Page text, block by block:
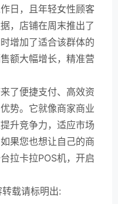
日，且年轻女性顾客
，店铺在周末推出了
增加了适合该群体的
额大幅增长，精准营
了便捷支付、高效资
势。它就像商家商业
升竞争力，适应市场
果您也想让自己的商
拉卡拉POS机，开启
载请标明出: